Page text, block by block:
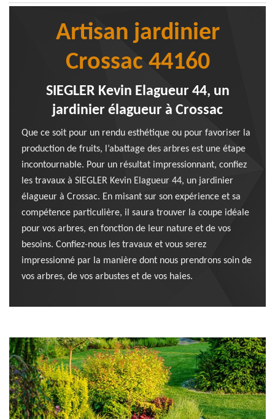
Artisan jardinier
Crossac 44160
SIEGLER Kevin Elagueur 44, un
jardinier élagueur à Crossac
Que ce soit pour un rendu esthétique ou pour favoriser la
production de fruits, l’abattage des arbres est une étape
incontournable. Pour un résultat impressionnant, confiez
les travaux à SIEGLER Kevin Elagueur 44, un jardinier
élagueur à Crossac. En misant sur son expérience et sa
compétence particulière, il saura trouver la coupe idéale
pour vos arbres, en fonction de leur nature et de vos
besoins. Confiez-nous les travaux et vous serez
impressionné par la manière dont nous prendrons soin de
vos arbres, de vos arbustes et de vos haies.